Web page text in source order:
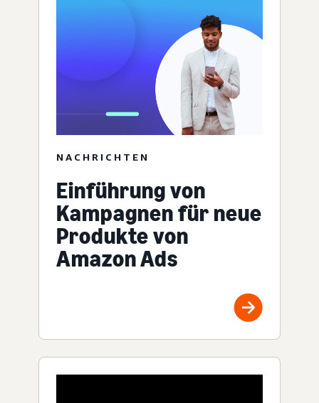
NACHRICHTEN
Einführung von
Kampagnen für neue
Produkte von
Amazon Ads